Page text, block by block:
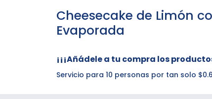
Cheesecake de Limón
Evaporada
¡¡¡Añádele a tu compra los
Servicio para 10 personas por tan solo